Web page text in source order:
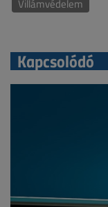
Villámvédelem
Kapcsolódó